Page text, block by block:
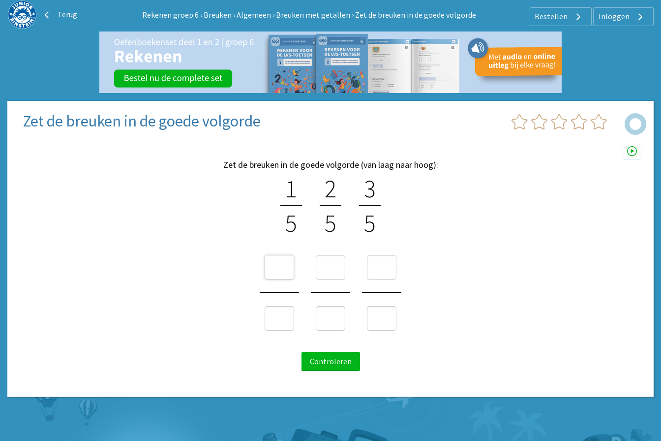
Terug Rekenen groep 6 › Breuken ›Algemeen › Breuken met getallen › Zet de breuken in de goede volgorde Bestellen Inloggen
Zet de breuken in de goede volgorde
Zet de breuken in de goede volgorde (van laag naar hoog):
1
5
2
5
3
5